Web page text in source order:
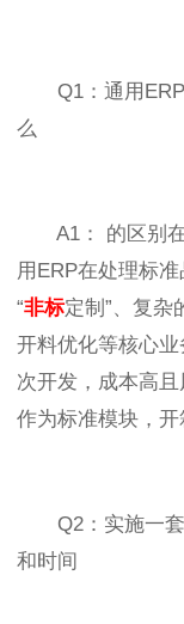
Q1：通用ERP
么
A1： 的区别在
用ERP在处理标
“非标定制”、复杂
开料优化等核心
次开发，成本高
作为标准模块，开
Q2：实施一套
和时间